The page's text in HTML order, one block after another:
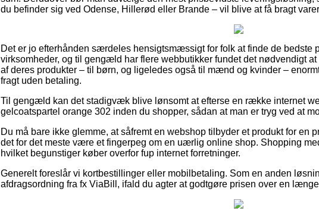
du befinder sig ved Odense, Hillerød eller Brande – vil blive at få bragt
Det er jo efterhånden særdeles hensigtsmæssigt for folk at finde de bedste
virksomheder, og til gengæld har flere webbutikker fundet det nødvendigt
af deres produkter – til børn, og ligeledes også til mænd og kvinder –
fragt uden betaling.
Til gengæld kan det stadigvæk blive lønsomt at efterse en række internet
gelcoatspartel orange 302 inden du shopper, sådan at man er tryg ved at
Du må bare ikke glemme, at såfremt en webshop tilbyder et produkt for en
det for det meste være et fingerpeg om en uærlig online shop. Shopping
hvilket begunstiger køber overfor fup internet forretninger.
Generelt foreslår vi kortbestillinger eller mobilbetaling. Som en anden
afdragsordning fra fx ViaBill, ifald du agter at godtgøre prisen over en